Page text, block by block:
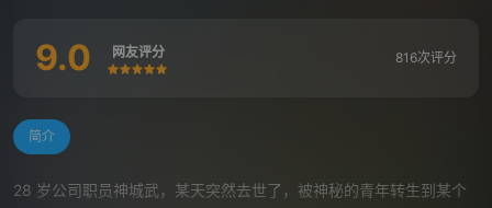
9.0 网友评分
很差较差还行
推荐
力荐
816次评分
简介
28 岁公司职员神城武，某天突然去世了，被神秘的青年转生到某个